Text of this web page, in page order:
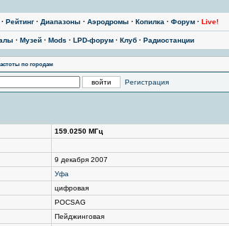
· Рейтинг · Диапазоны · Аэродромы · Копилка · Форум · Live!
· Музей · Mods · LPD-форум · Клуб · Радиостанции
по городам
Регистрация
159.0250 МГц
9 декабря 2007
Уфа
цифровая
POCSAG
Пейджинговая